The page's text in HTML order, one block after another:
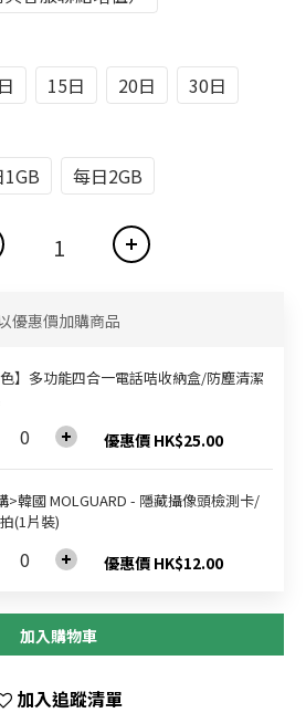
15日 20日 30日
每日2GB
優惠價加購商品
色】多功能四合一電話咭收納盒/防塵清潔
優惠價 HK$25.00
>韓國 MOLGUARD - 隱藏攝像頭檢測卡/
(1片裝)
優惠價 HK$12.00
加入購物車
加入追蹤清單